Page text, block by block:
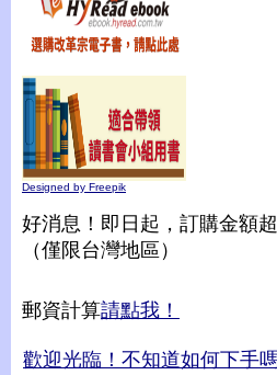
Designed by Freepik
好消息！即日起，訂購金額
（僅限台灣地區）
郵資計算請點我！
歡迎光臨！不知道如何下手